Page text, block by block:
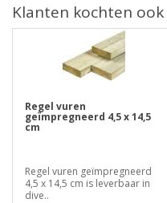
Klanten kochten ook
Regel vuren
geïmpregneerd 4,5 x 14,5
cm
Regel vuren geïmpregneerd
4,5 x 14,5 cm is leverbaar in
dive..